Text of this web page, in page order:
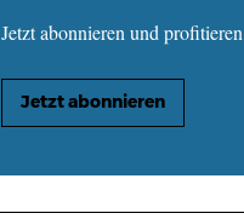
Jetzt abonnieren und profitieren
Jetzt abonnieren